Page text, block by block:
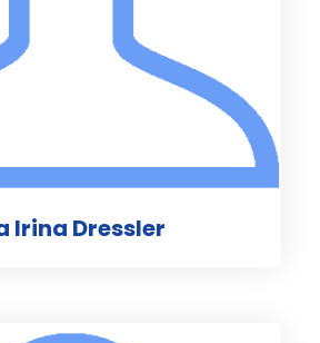
Irina Dressler